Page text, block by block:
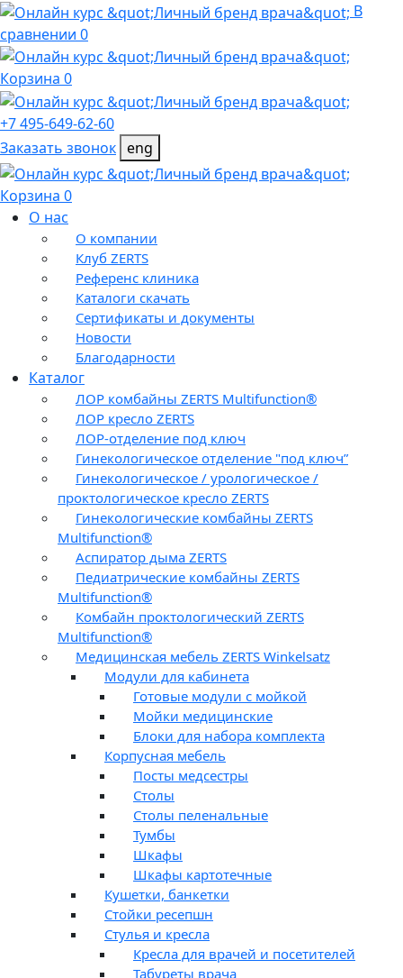
В
сравнении 0
Корзина 0
+7 495-649-62-60
Заказать звонок eng
Корзина 0
О нас
О компании
Клуб ZERTS
Референс клиника
Каталоги скачать
Сертификаты и документы
Новости
Благодарности
Каталог
ЛОР комбайны ZERTS Multifunction®
ЛОР кресло ZERTS
ЛОР-отделение под ключ
Гинекологическое отделение "под ключ”
Гинекологическое / урологическое /
проктологическое кресло ZERTS
Гинекологические комбайны ZERTS
Multifunction®
Аспиратор дыма ZERTS
Педиатрические комбайны ZERTS
Multifunction®
Комбайн проктологический ZERTS
Multifunction®
Медицинская мебель ZERTS Winkelsatz
Модули для кабинета
Готовые модули с мойкой
Мойки медицинские
Блоки для набора комплекта
Корпусная мебель
Посты медсестры
Столы
Столы пеленальные
Тумбы
Шкафы
Шкафы картотечные
Кушетки, банкетки
Стойки ресепшн
Стулья и кресла
Кресла для врачей и посетителей
Табуреты врача